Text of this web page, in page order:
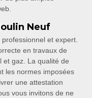
Neuf
et expert.
en travaux de
et gaz. La qualité de
les normes imposées
une attestation
vous invitons de ne